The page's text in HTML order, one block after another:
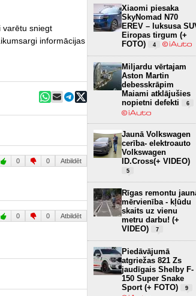
varētu sniegt
informācijas
0 0 Atbildēt
0 0 Atbildēt
Xiaomi piesaka
SkyNomad N70
EREV – luksusa
Eiropas tirgum (+
FOTO)
4
Miljardu vērtajam
Aston Martin
debesskrāpim
Maiami atklājušies
nopietni defekti
6
Jaunā Volkswagen
cerība- elektroauto
Volkswagen
ID.Cross(+ VIDEO)
5
Rīgas remontu
mērvienība - kļūdu
skaits uz vienu
metru darbu! (+
VIDEO)
7
Piedāvājumā
atgriežas 821 Zs
jaudīgais Shelby F-
150 Super Snake
Sport (+ FOTO)
9